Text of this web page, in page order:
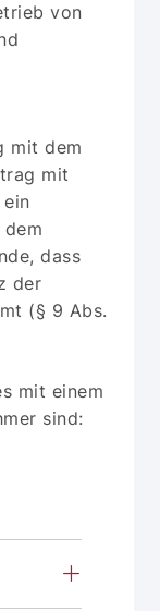
von
mit dem
mit
dass
der
(§ 9 Abs.
mit einem
sind: